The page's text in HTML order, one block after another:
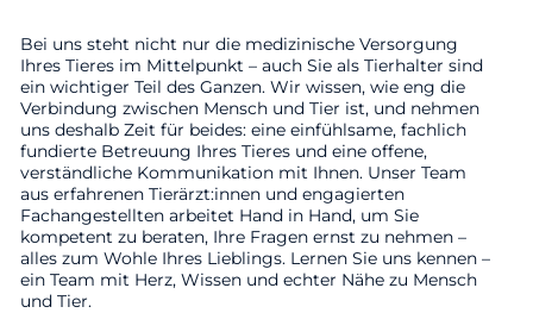
Bei uns steht nicht nur die medizinische Versorgung
Ihres Tieres im Mittelpunkt – auch Sie als Tierhalter sind
ein wichtiger Teil des Ganzen. Wir wissen, wie eng die
Verbindung zwischen Mensch und Tier ist, und nehmen
uns deshalb Zeit für beides: eine einfühlsame, fachlich
fundierte Betreuung Ihres Tieres und eine offene,
verständliche Kommunikation mit Ihnen. Unser Team
aus erfahrenen Tierärzt:innen und engagierten
Fachangestellten arbeitet Hand in Hand, um Sie
kompetent zu beraten, Ihre Fragen ernst zu nehmen –
alles zum Wohle Ihres Lieblings. Lernen Sie uns kennen –
ein Team mit Herz, Wissen und echter Nähe zu Mensch
und Tier.